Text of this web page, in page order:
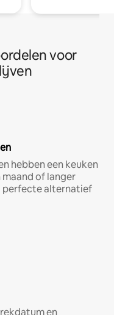
voor
hebben een keuken
of langer
perfecte alternatief
en